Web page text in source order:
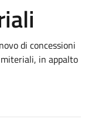
di concessioni
in appalto